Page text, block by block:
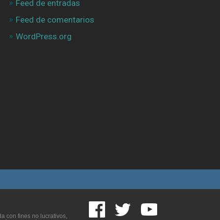
Feed de entradas
Feed de comentarios
WordPress.org
con fines no lucrativos,